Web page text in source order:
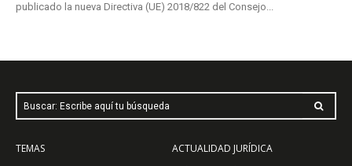
publicado la nueva Directiva (UE) 2018/822 del Consejo...
Buscar: Escribe aquí tu búsqueda
TEMAS
ACTUALIDAD JURÍDICA